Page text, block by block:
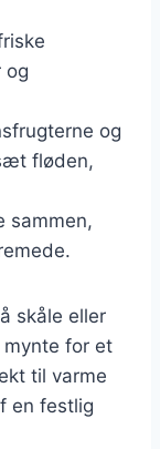
og
og
fløden,
sammen,
skåle eller
for et
til varme
en festlig